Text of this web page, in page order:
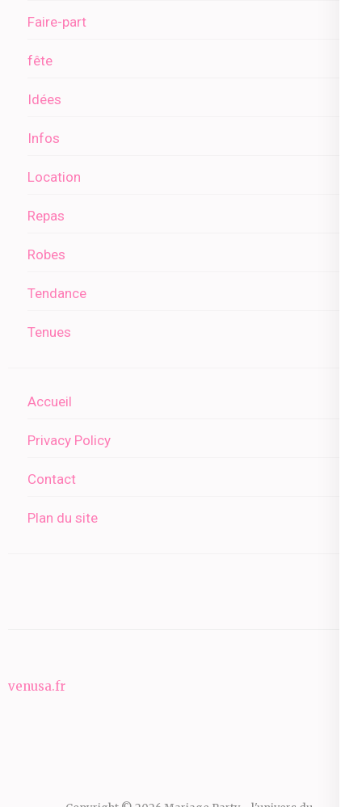
Faire-part
fête
Idées
Infos
Location
Repas
Robes
Tendance
Tenues
Accueil
Privacy Policy
Contact
Plan du site
venusa.fr